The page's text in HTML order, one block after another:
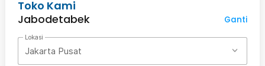
Toko Kami
Jabodetabek
Ganti
Lokasi
Jakarta Pusat